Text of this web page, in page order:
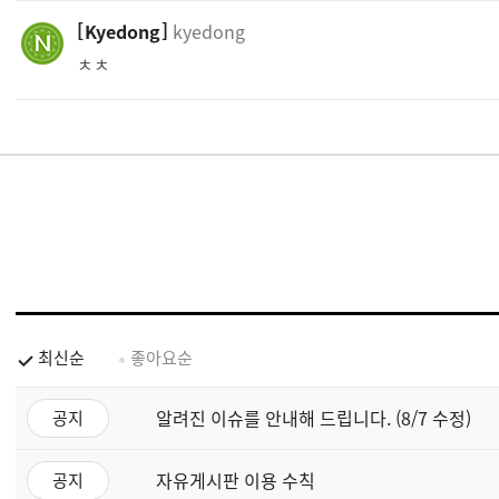
Kyedong kyedong
ㅊㅊ
최신순 좋아요순
공지 알려진 이슈를 안내해 드립니다. (8/7 수정)
공지 자유게시판 이용 수칙